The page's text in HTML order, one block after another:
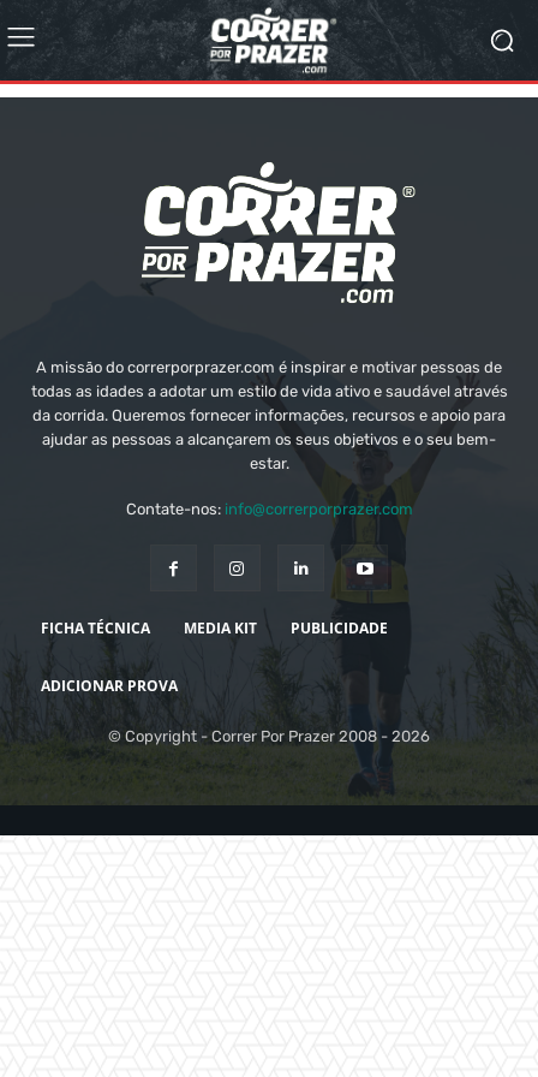
A missão do correrporprazer.com é inspirar e motivar pessoas de
todas as idades a adotar um estilo de vida ativo e saudável através
da corrida. Queremos fornecer informações, recursos e apoio para
ajudar as pessoas a alcançarem os seus objetivos e o seu bem-
estar.
Contate-nos: info@correrporprazer.com
FICHA TÉCNICA MEDIA KIT PUBLICIDADE
ADICIONAR PROVA
© Copyright - Correr Por Prazer 2008 - 2026